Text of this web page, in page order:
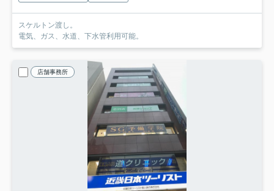
スケルトン渡し。
電気、ガス、水道、下水管利用可能。
店舗事務所